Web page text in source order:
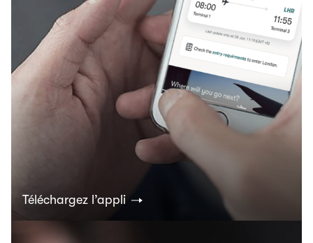
Téléchargez l’appli